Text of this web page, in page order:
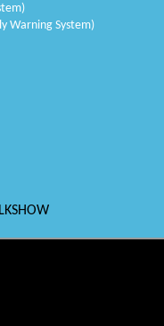
Warning System)